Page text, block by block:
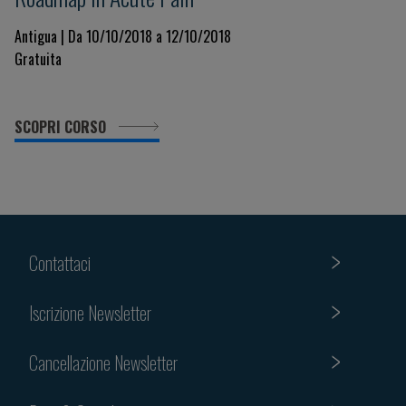
Antigua | Da 10/10/2018 a 12/10/2018
Gratuita
SCOPRI CORSO
Contattaci
Iscrizione Newsletter
Cancellazione Newsletter